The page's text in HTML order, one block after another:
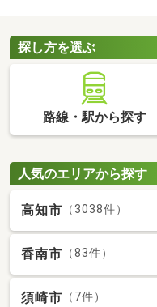
探し方を選ぶ
路線・駅から探す
人気のエリアから探す
高知市 （3038件）
香南市 （83件）
須崎市 （7件）